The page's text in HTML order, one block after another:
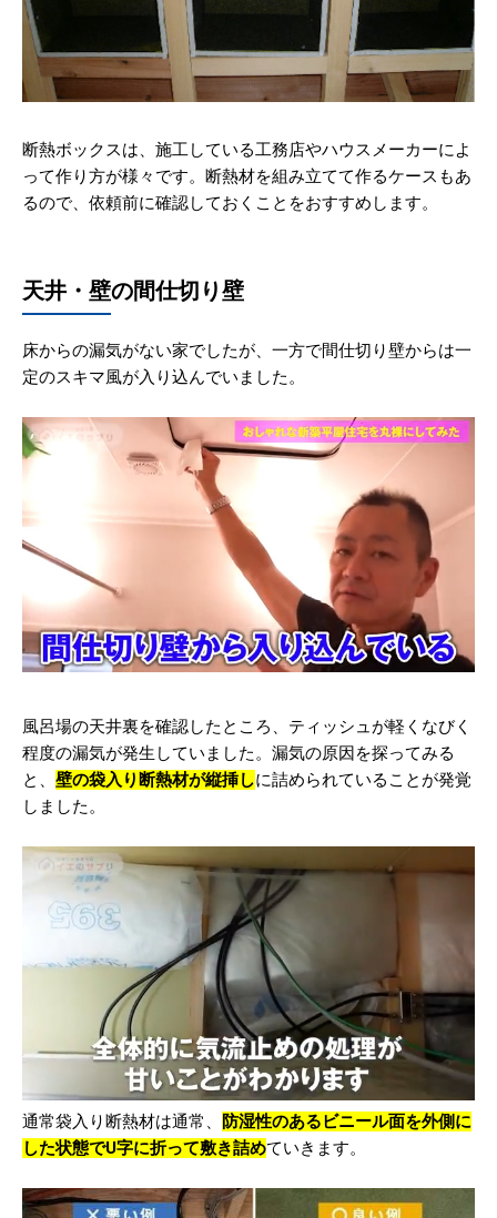
断熱ボックスは、施工している工務店やハウスメーカーによ
って作り方が様々です。断熱材を組み立てて作るケースもあ
るので、依頼前に確認しておくことをおすすめします。
天井・壁の間仕切り壁
床からの漏気がない家でしたが、一方で間仕切り壁からは一
定のスキマ風が入り込んでいました。
風呂場の天井裏を確認したところ、ティッシュが軽くなびく
程度の漏気が発生していました。漏気の原因を探ってみる
と、 壁の袋入り断熱材が縦挿しに詰められていることが発覚
しました。
通常袋入り断熱材は通常、
防湿性のあるビニール面を外側に
した状態でU字に折って敷き詰めていきます。